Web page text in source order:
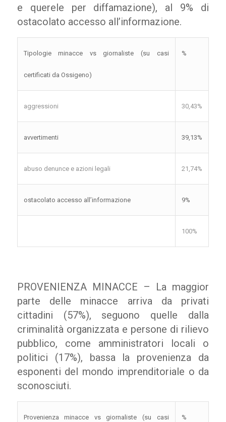
e querele per diffamazione), al 9% di
ostacolato accesso all’informazione.
Tipologie minacce vs giornaliste (su casi
certificati da Ossigeno)
%
aggressioni 30,43%
avvertimenti 39,13%
abuso denunce e azioni legali 21,74%
ostacolato accesso all’informazione 9%
100%
PROVENIENZA MINACCE – La maggior
parte delle minacce arriva da privati
cittadini (57%), seguono quelle dalla
criminalità organizzata e persone di rilievo
pubblico, come amministratori locali o
politici (17%), bassa la provenienza da
esponenti del mondo imprenditoriale o da
sconosciuti.
Provenienza minacce vs giornaliste (su casi %